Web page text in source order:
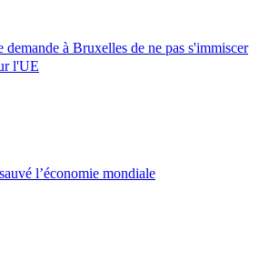
à Bruxelles de ne pas s'immiscer
l'UE
l’économie mondiale